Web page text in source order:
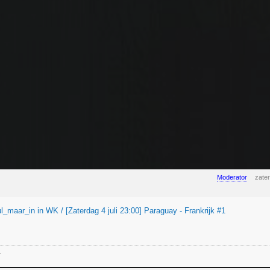
Moderator
in WK / [Zaterdag 4 juli 23:00] Paraguay - Frankrijk #1